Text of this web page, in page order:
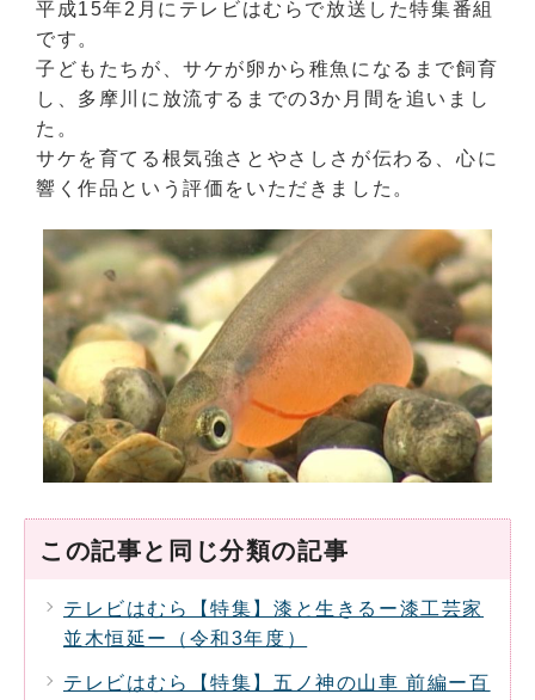
平成15年2月にテレビはむらで放送した特集番組
です。
子どもたちが、サケが卵から稚魚になるまで飼育
し、多摩川に放流するまでの3か月間を追いまし
た。
サケを育てる根気強さとやさしさが伝わる、心に
響く作品という評価をいただきました。
この記事と同じ分類の記事
テレビはむら【特集】漆と生きるー漆工芸家
並木恒延ー（令和3年度）
テレビはむら【特集】五ノ神の山車 前編ー百